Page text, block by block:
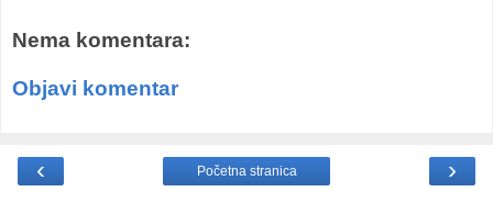
Nema komentara:
Objavi komentar
‹ ›
Početna stranica